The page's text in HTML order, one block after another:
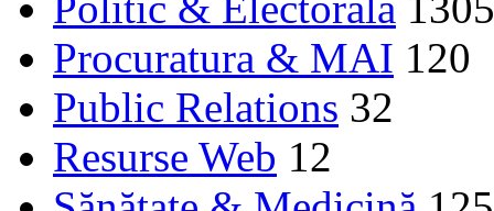
Procuratura & MAI 120
Public Relations 32
Resurse Web 12